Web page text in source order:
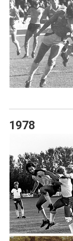
2010 - 19
2000 - 09
1990 - 99
1980 - 89
1940 - 49
1930 - 39
1920 - 29
1910 - 19
1978